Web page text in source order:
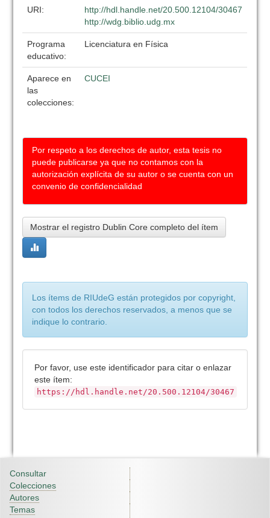
URI:
http://hdl.handle.net/20.500.12104/30467
http://wdg.biblio.udg.mx
Programa
educativo:
Licenciatura en Física
Aparece en
las
colecciones:
CUCEI
Por respeto a los derechos de autor, esta tesis no
puede publicarse ya que no contamos con la
autorización explícita de su autor o se cuenta con un
convenio de confidencialidad
Mostrar el registro Dublin Core completo del ítem
Los ítems de RIUdeG están protegidos por copyright,
con todos los derechos reservados, a menos que se
indique lo contrario.
Por favor, use este identificador para citar o enlazar
este ítem:
https://hdl.handle.net/20.500.12104/30467
Consultar
Colecciones
Autores
Temas